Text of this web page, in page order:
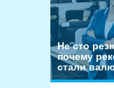
Не сто
почему
стали